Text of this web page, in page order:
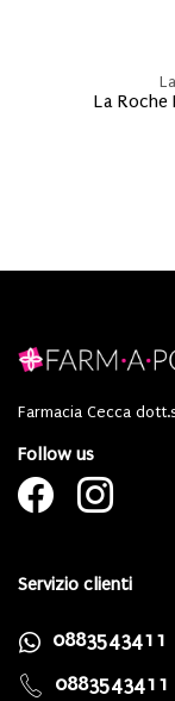
La Roche
Farmacia Cecca
Follow us
Servizio clienti
0883543411
0883543411